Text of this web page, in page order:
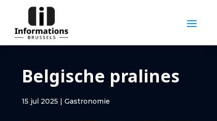
Belgische pralines
15 jul 2025 | Gastronomie